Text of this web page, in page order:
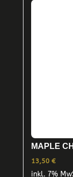
MAPLE
13,50 €
inkl. 7%